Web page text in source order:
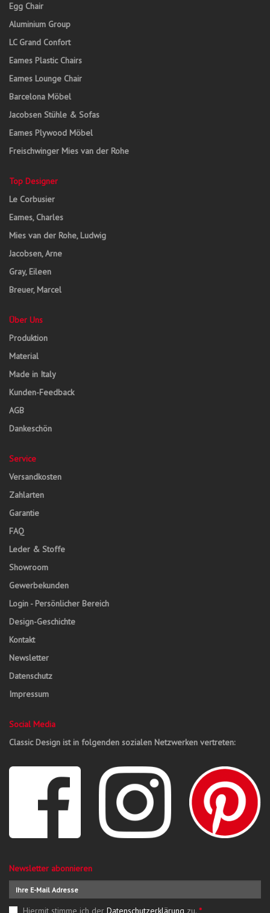
Egg Chair
Aluminium Group
LC Grand Confort
Eames Plastic Chairs
Eames Lounge Chair
Barcelona Möbel
Jacobsen Stühle & Sofas
Eames Plywood Möbel
Freischwinger Mies van der Rohe
Top Designer
Le Corbusier
Eames, Charles
Mies van der Rohe, Ludwig
Jacobsen, Arne
Gray, Eileen
Breuer, Marcel
Über Uns
Produktion
Material
Made in Italy
Kunden-Feedback
AGB
Dankeschön
Service
Versandkosten
Zahlarten
Garantie
FAQ
Leder & Stoffe
Showroom
Gewerbekunden
Login - Persönlicher Bereich
Design-Geschichte
Kontakt
Newsletter
Datenschutz
Impressum
Social Media
Classic Design ist in folgenden sozialen Netzwerken vertreten:
Newsletter abonnieren
Hiermit stimme ich der Datenschutzerklärung zu. *